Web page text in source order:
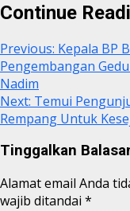
Continue
Previous: Kepala BP
Pengembangan
Nadim
Next: Temui
Rempang Untuk
Tinggalkan
Alamat email Anda
wajib ditandai *